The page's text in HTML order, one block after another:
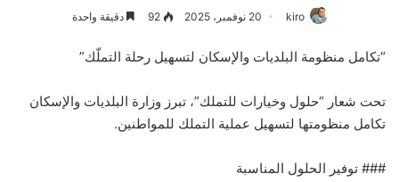
kiro 20 نوفمبر، 2025 92 دقيقة واحدة
“تكامل منظومة البلديات والإسكان لتسهيل رحلة التملّك”
تحت شعار “حلول وخيارات للتملك”، تبرز وزارة البلديات والإسكان
تكامل منظومتها لتسهيل عملية التملك للمواطنين.
### توفير الحلول المناسبة